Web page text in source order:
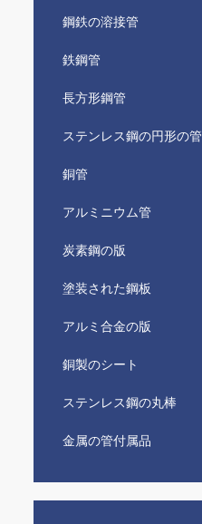
鋼鉄の溶接管
鉄鋼管
長方形鋼管
ステンレス鋼の円形の管
銅管
アルミニウム管
炭素鋼の版
塗装された鋼板
アルミ合金の版
銅製のシート
ステンレス鋼の丸棒
金属の管付属品